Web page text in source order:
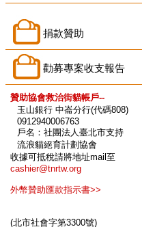
捐款贊助
勸募專案收支報告
贊助協會救治街貓帳戶--
玉山銀行 中崙分行(代碼808)
0912940006763
戶名：社團法人臺北市支持
流浪貓絕育計劃協會
收據可抵稅請將地址mail至
cashier@tnrtw.org
外幣贊助匯款指示書>>
(北市社會字第3300號)